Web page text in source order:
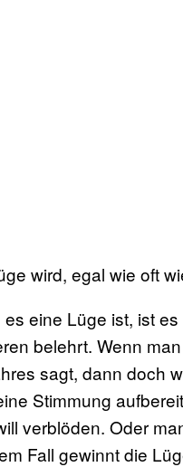
wird, egal wie oft
es eine Lüge ist, ist
belehrt. Wenn
sagt, dann doch
Stimmung
verblöden. Oder
Fall gewinnt die